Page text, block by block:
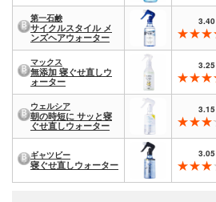
第一石鹸
サイクルスタイル メ
ンズヘアウォーター
3.40
マックス
無添加 寝ぐせ直しウ
ォーター
3.25
ウェルシア
朝の時短に サッと寝
ぐせ直しウォーター
3.15
ギャツビー
寝ぐせ直しウォーター
3.05